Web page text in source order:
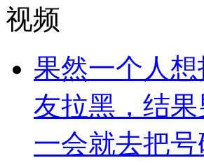
视频
果然一个人
友拉黑，结
一会就去把